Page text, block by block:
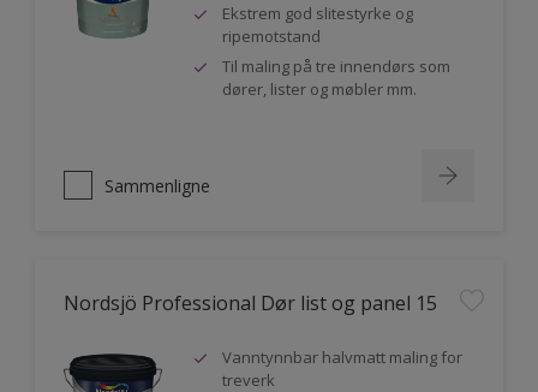
Ekstrem god slitestyrke og
ripemotstand
Til maling på tre innendørs som
dører, lister og møbler mm.
Sammenligne
Nordsjö Professional Dør list og panel 15
Vanntynnbar halvmatt maling for
treverk